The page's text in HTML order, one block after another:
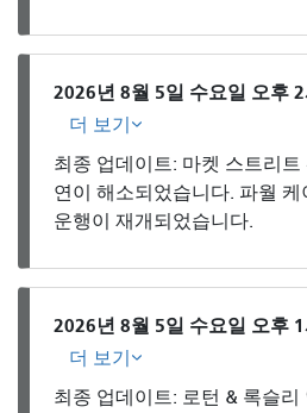
2026년 8월 5일 수요일 오후
더 보기
최종 업데이트: 마켓 스트리트
연이 해소되었습니다. 파월
운행이 재개되었습니다.
2026년 8월 5일 수요일 오후
더 보기
최종 업데이트: 로턴 & 록슬리